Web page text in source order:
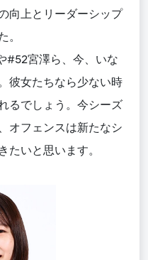
向上とリーダーシップ
。
#52宮澤ら、今、いな
彼女たちなら少ない時
るでしょう。今シーズ
オフェンスは新たなシ
たいと思います。